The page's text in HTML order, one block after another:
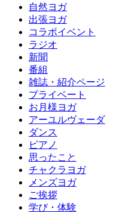
自然ヨガ
出張ヨガ
コラボイベント
ラジオ
新聞
番組
雑誌・紹介ページ
プライベート
お月様ヨガ
アーユルヴェーダ
ダンス
ピアノ
思ったこと
チャクラヨガ
メンズヨガ
ご挨拶
学び・体験